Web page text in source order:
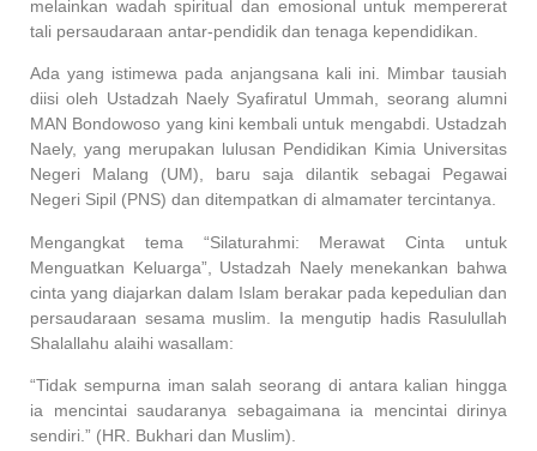
melainkan wadah spiritual dan emosional untuk mempererat
tali persaudaraan antar-pendidik dan tenaga kependidikan.
Ada yang istimewa pada anjangsana kali ini. Mimbar tausiah
diisi oleh Ustadzah Naely Syafiratul Ummah, seorang alumni
MAN Bondowoso yang kini kembali untuk mengabdi. Ustadzah
Naely, yang merupakan lulusan Pendidikan Kimia Universitas
Negeri Malang (UM), baru saja dilantik sebagai Pegawai
Negeri Sipil (PNS) dan ditempatkan di almamater tercintanya.
Mengangkat tema “Silaturahmi: Merawat Cinta untuk
Menguatkan Keluarga”, Ustadzah Naely menekankan bahwa
cinta yang diajarkan dalam Islam berakar pada kepedulian dan
persaudaraan sesama muslim. Ia mengutip hadis Rasulullah
Shalallahu alaihi wasallam:
“Tidak sempurna iman salah seorang di antara kalian hingga
ia mencintai saudaranya sebagaimana ia mencintai dirinya
sendiri.” (HR. Bukhari dan Muslim).